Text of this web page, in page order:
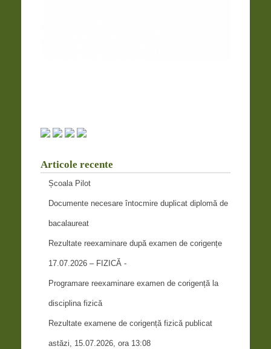
Articole recente
Școala Pilot
Documente necesare întocmire duplicat diplomă de
bacalaureat
Rezultate reexaminare după examen de corigențe
17.07.2026 – FIZICĂ -
Programare reexaminare examen de corigență la
disciplina fizică
Rezultate examene de corigență fizică publicat
astăzi, 15.07.2026, ora 13:08